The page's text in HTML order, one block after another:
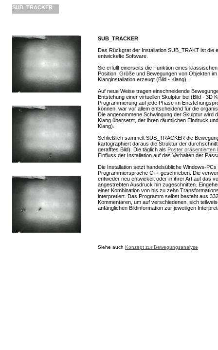
SUB_TRACKER
SUB_TRACKER
Das Rückgrat der Installation SUB_TRAKT ist die
entwickelte Software.
Sie erfüllt einerseits die Funktion eines
Position, Größe und Bewegungen von Objekten
Klanginstallation erzeugt (Bild - Klang).
Auf neue Weise tragen einschneidende
Entstehung einer virtuellen Skulptur bei (Bild - 3D
Programmierung auf jede Phase im
können, war vor allem entscheidend für die
Die angenommene Schwingung der Skulptur wird
Klang übersetzt, der ihren räumlichen Eindruck
Klang).
Schließlich sammelt SUB_TRACKER die
kartographiert daraus die Struktur der
gerafftes Bild). Die täglich als Poster präsentierten
Einfluss der Installation auf das Verhalten der
Die Installation setzt handelsübliche Windows-
Programmiersprache C++ geschrieben. Die
entweder neu entwickelt oder in ihrer Art auf das
angestrebten Ausdruck hin zugeschnitten.
einer Kombination von bis zu zehn
interpretiert. Das Programm selbst besteht aus
Kommentaren, um auf verschiedenen, sich
anfänglichen Bildinformation zur jeweiligen
Siehe auch Konzept zur Bewegungsanalyse